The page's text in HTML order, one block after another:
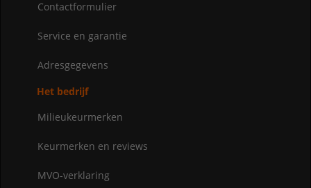
Contactformulier
Service en garantie
Adresgegevens
Het bedrijf
Milieukeurmerken
Keurmerken en reviews
MVO-verklaring